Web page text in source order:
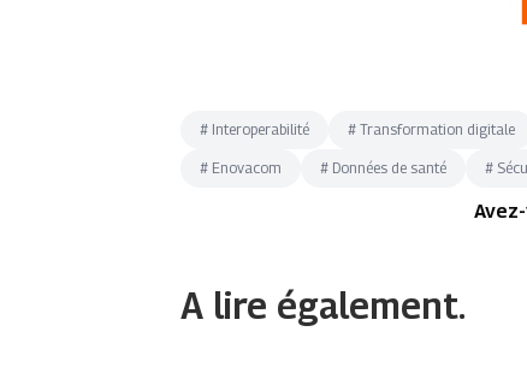
# Interoperabilité #Transformation digitale
# Enovacom # Données de santé #
A lire également.